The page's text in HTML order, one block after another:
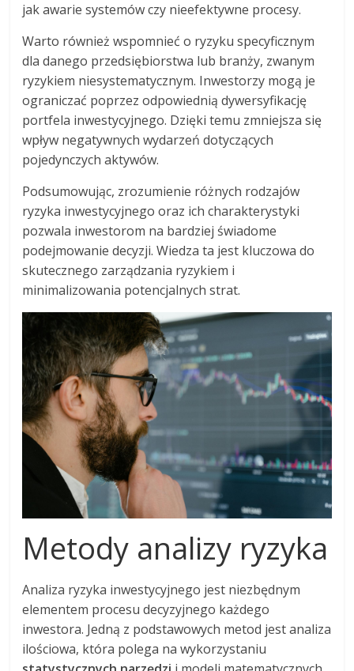
jak awarie systemów czy nieefektywne procesy.
Warto również wspomnieć o ryzyku specyficznym
dla danego przedsiębiorstwa lub branży, zwanym
ryzykiem niesystematycznym. Inwestorzy mogą je
ograniczać poprzez odpowiednią dywersyfikację
portfela inwestycyjnego. Dzięki temu zmniejsza się
wpływ negatywnych wydarzeń dotyczących
pojedynczych aktywów.
Podsumowując, zrozumienie różnych rodzajów
ryzyka inwestycyjnego oraz ich charakterystyki
pozwala inwestorom na bardziej świadome
podejmowanie decyzji. Wiedza ta jest kluczowa do
skutecznego zarządzania ryzykiem i
minimalizowania potencjalnych strat.
Metody analizy ryzyka
Analiza ryzyka inwestycyjnego jest niezbędnym
elementem procesu decyzyjnego każdego
inwestora. Jedną z podstawowych metod jest analiza
ilościowa, która polega na wykorzystaniu